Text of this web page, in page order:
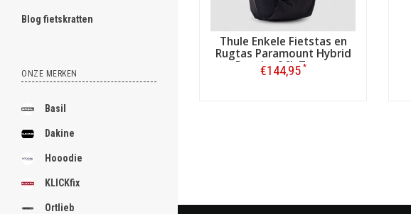
Blog fietskratten
ONZE MERKEN
Basil
Dakine
Hooodie
KLICKfix
Ortlieb
Thule Enkele Fietstas en
Rugtas Paramount Hybrid
Pannier 26L Zwart
€144,95 *